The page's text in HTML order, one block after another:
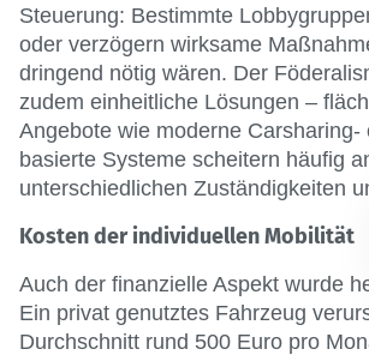
Steuerung: Bestimmte
oder verzögern wirksame
dringend nötig wären. Der
zudem einheitliche Lösungen –
Angebote wie moderne Carsharing-
basierte Systeme scheitern häufig
unterschiedlichen Zuständigkeiten
Kosten der individuellen Mobilität
Auch der finanzielle Aspekt wurde
Ein privat genutztes Fahrzeug
Durchschnitt rund 500 Euro pro